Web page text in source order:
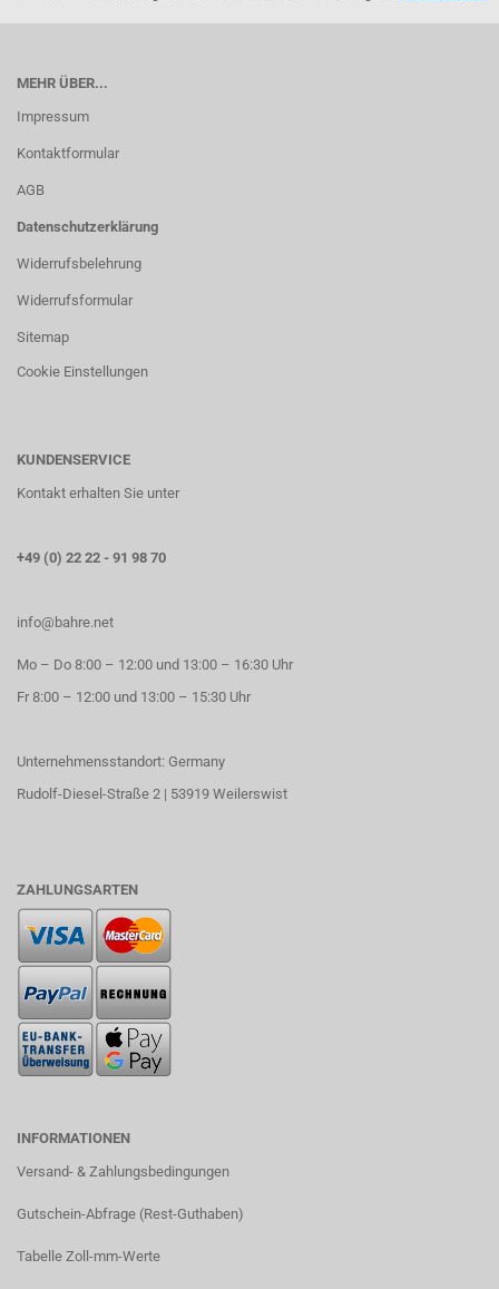
MEHR ÜBER...
Impressum
Kontaktformular
AGB
Datenschutzerklärung
Widerrufsbelehrung
Widerrufsformular
Sitemap
Cookie Einstellungen
KUNDENSERVICE
Kontakt erhalten Sie unter
+49 (0) 22 22 - 91 98 70
info@bahre.net
Mo – Do 8:00 – 12:00 und 13:00 – 16:30 Uhr
Fr 8:00 – 12:00 und 13:00 – 15:30 Uhr
Unternehmensstandort: Germany
Rudolf-Diesel-Straße 2 | 53919 Weilerswist
ZAHLUNGSARTEN
INFORMATIONEN
Versand- & Zahlungsbedingungen​
Gutschein-Abfrage (Rest-Guthaben)
Tabelle Zoll-mm-Werte